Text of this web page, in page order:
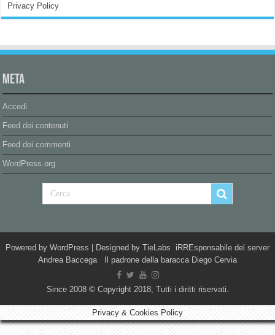
Privacy Policy
Meta
Accedi
Feed dei contenuti
Feed dei commenti
WordPress.org
Powered by WordPress | Designed by TieLabs iRREsponsabile del server
Andrea Baccega Il padrone della baracca Diego Cervia
Since 2008 © Copyright 2018, Tutti i diritti riservati.
Privacy & Cookies Policy